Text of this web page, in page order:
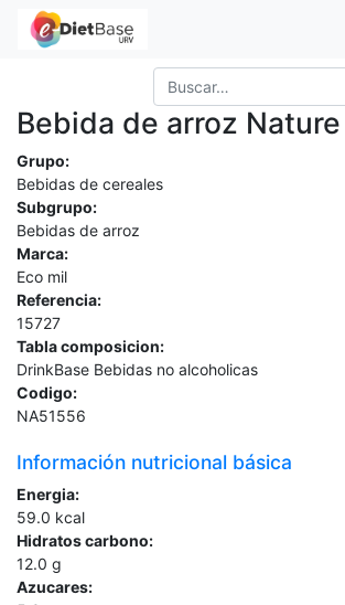
Bebida de arroz Nature
Grupo:
Bebidas de cereales
Subgrupo:
Bebidas de arroz
Marca:
Eco mil
Referencia:
15727
Tabla composicion:
DrinkBase Bebidas no alcoholicas
Codigo:
NA51556
Información nutricional básica
Energia:
59.0 kcal
Hidratos carbono:
12.0 g
Azucares: